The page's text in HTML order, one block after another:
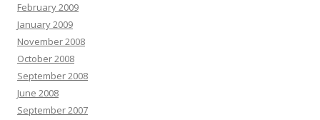
February 2009
January 2009
November 2008
October 2008
September 2008
June 2008
September 2007